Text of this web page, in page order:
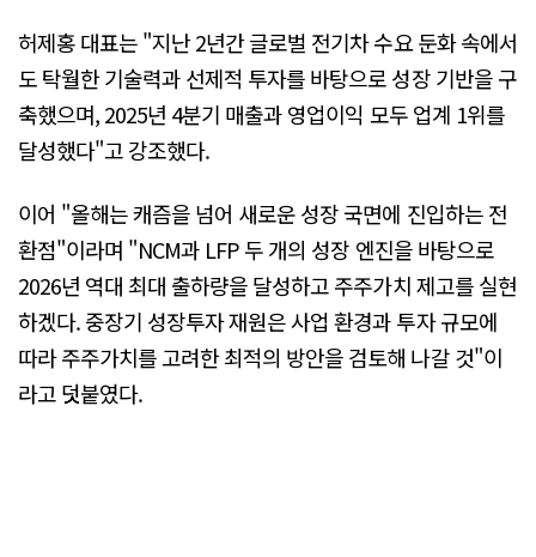
허제홍 대표는 "지난 2년간 글로벌 전기차 수요 둔화 속에서
도 탁월한 기술력과 선제적 투자를 바탕으로 성장 기반을 구
축했으며, 2025년 4분기 매출과 영업이익 모두 업계 1위를
달성했다"고 강조했다.
이어 "올해는 캐즘을 넘어 새로운 성장 국면에 진입하는 전
환점"이라며 "NCM과 LFP 두 개의 성장 엔진을 바탕으로
2026년 역대 최대 출하량을 달성하고 주주가치 제고를 실현
하겠다. 중장기 성장투자 재원은 사업 환경과 투자 규모에
따라 주주가치를 고려한 최적의 방안을 검토해 나갈 것"이
라고 덧붙였다.